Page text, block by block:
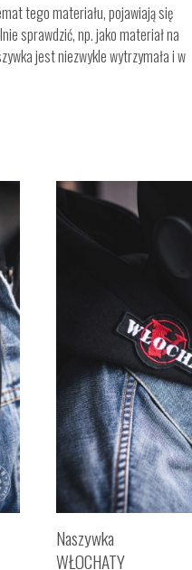
tego materiału, pojawiają się
sprawdzić, np. jako materiał na
jest niezwykle wytrzymała i w
Naszywka
WŁOCHATY